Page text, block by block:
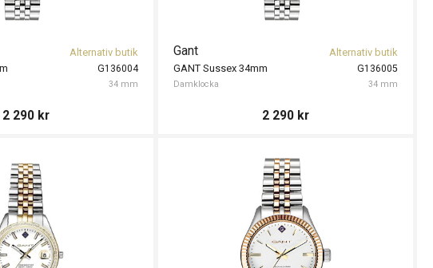
G136004
34 mm
Alternativ butik
2 290 kr
G136005
Gant
Damklocka 34 mm
GANT Sussex 34mm
Alternativ butik
2 290 kr